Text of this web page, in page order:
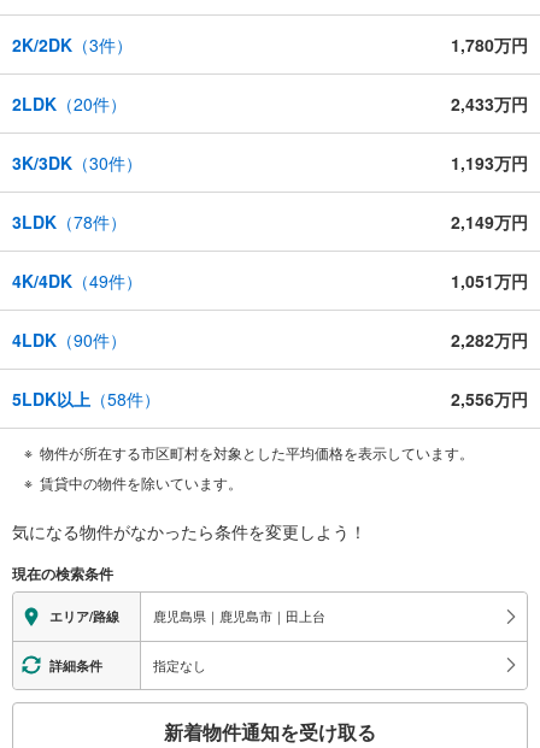
2K/2DK （3件） 1,780万円
2LDK （20件） 2,433万円
3K/3DK （30件） 1,193万円
3LDK （78件） 2,149万円
4K/4DK （49件） 1,051万円
4LDK （90件） 2,282万円
5LDK以上 （58件） 2,556万円
物件が所在する市区町村を対象とした平均価格を表示しています。
賃貸中の物件を除いています。
気になる物件がなかったら条件を変更しよう！
現在の検索条件
エリア/路線 鹿児島県｜鹿児島市｜田上台
詳細条件 指定なし
新着物件通知を受け取る